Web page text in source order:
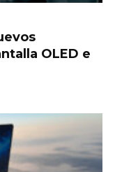
OLED e